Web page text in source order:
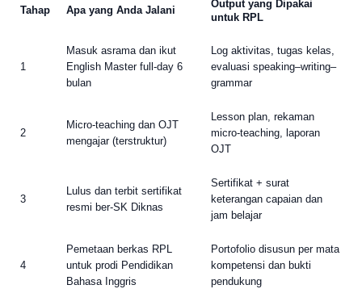
Tahap Apa yang Anda Jalani
Output yang Dipakai
untuk RPL
1
Masuk asrama dan ikut
English Master full-day 6
bulan
Log aktivitas, tugas kelas,
evaluasi speaking–writing–
grammar
2
Micro-teaching dan OJT
mengajar (terstruktur)
Lesson plan, rekaman
micro-teaching, laporan
OJT
3
Lulus dan terbit sertifikat
resmi ber-SK Diknas
Sertifikat + surat
keterangan capaian dan
jam belajar
4
Pemetaan berkas RPL
untuk prodi Pendidikan
Bahasa Inggris
Portofolio disusun per mata
kompetensi dan bukti
pendukung